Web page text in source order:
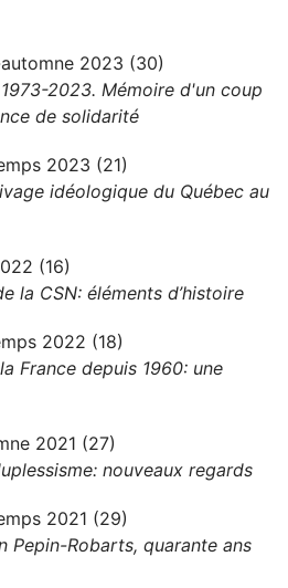
2023 (30)
2023. Mémoire d'un coup
de solidarité
2023 (21)
idéologique du Québec au
(16)
la CSN: éléments d’histoire
2022 (18)
France depuis 1960: une
2021 (27)
nouveaux regards
2021 (29)
Pepin-Robarts, quarante ans